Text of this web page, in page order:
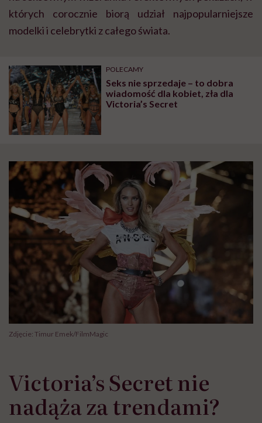
których corocznie biorą udział najpopularniejsze
modelki i celebrytki z całego świata.
POLECAMY
Seks nie sprzedaje – to dobra
wiadomość dla kobiet, zła dla
Victoria’s Secret
Zdjęcie: Timur Emek/FilmMagic
Victoria’s Secret nie
nadąża za trendami?